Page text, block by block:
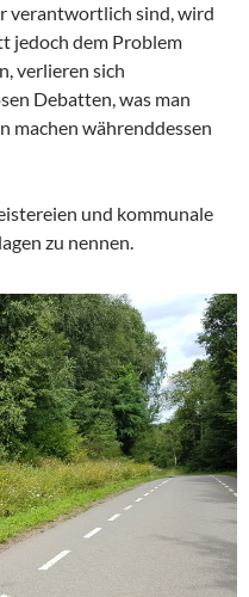
verantwortlich sind, wird
jedoch dem Problem
verlieren sich
Debatten, was man
machen währenddessen
und kommunale
zu nennen.